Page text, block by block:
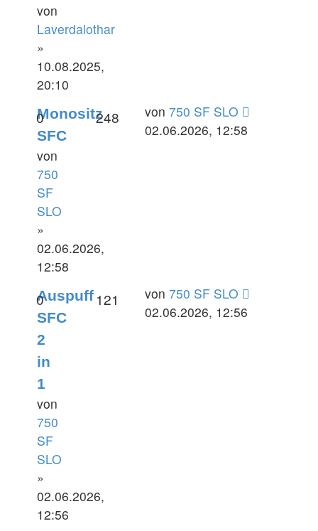
von
Laverdalothar
»
10.08.2025,
20:10
Monositz
SFC
von
750
SF
SLO
»
02.06.2026,
12:58
0Antworten248ZugriffeLetzter
Beitrag
von 750 SF SLO
02.06.2026, 12:58
Auspuff
SFC
2
in
1
von
750
SF
SLO
»
02.06.2026,
12:56
0Antworten121 ZugriffeLetzter
Beitrag
von 750 SF SLO
02.06.2026, 12:56